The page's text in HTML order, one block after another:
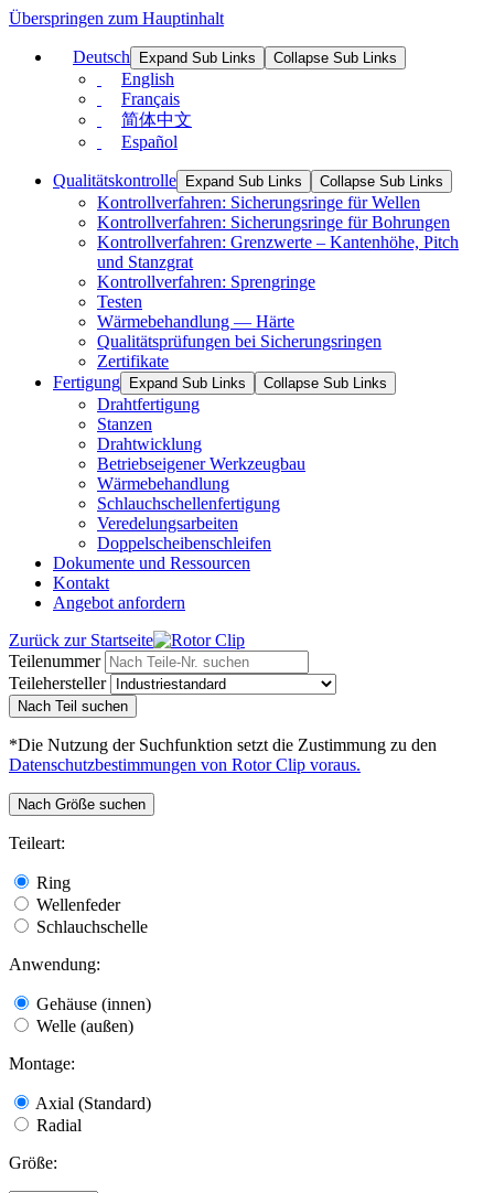
Überspringen zum Hauptinhalt
Deutsch Expand Sub Links Collapse Sub Links
English
Français
简体中文
Español
Qualitätskontrolle Expand Sub Links Collapse Sub Links
Kontrollverfahren: Sicherungsringe für Wellen
Kontrollverfahren: Sicherungsringe für Bohrungen
Kontrollverfahren: Grenzwerte – Kantenhöhe, Pitch
und Stanzgrat
Kontrollverfahren: Sprengringe
Testen
Wärmebehandlung — Härte
Qualitätsprüfungen bei Sicherungsringen
Zertifikate
Fertigung
Expand Sub Links Collapse Sub Links
Drahtfertigung
Stanzen
Drahtwicklung
Betriebseigener Werkzeugbau
Wärmebehandlung
Schlauchschellenfertigung
Veredelungsarbeiten
Doppelscheibenschleifen
Dokumente und Ressourcen
Kontakt
Angebot anfordern
Zurück zur Startseite
Teilenummer
Teilehersteller
Nach Teil suchen
*Die Nutzung der Suchfunktion setzt die Zustimmung zu den
Datenschutzbestimmungen von Rotor Clip voraus.
Nach Größe suchen
Teileart:
Ring
Wellenfeder
Schlauchschelle
Anwendung:
Gehäuse (innen)
Welle (außen)
Montage:
Axial (Standard)
Radial
Größe: